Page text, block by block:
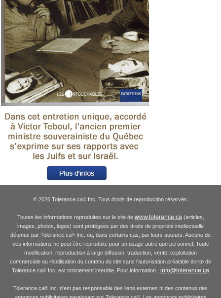
© 2026 Tolerance.ca®Inc. Tous droits de reproduction réservés.
Toutes les informations reproduites sur le site de www.tolerance.ca(articles,
images, photos, logos) sont protégées par des droits de propriété intellectuelle
détenus par Tolerance.ca® Inc. ou, dans certains cas, par leurs auteurs. Aucune de
ces informations ne peut être reproduite pour un usage autre que personnel. Toute
modification, reproduction à large diffusion, traduction, vente, exploitation
commerciale ou réutilisation du contenu du site sans l'autorisation préalable écrite de
Tolerance.ca® Inc. est strictement interdite. Pour information : info@tolerance.ca
Tolerance.ca® Inc. n'est pas responsable des liens externes ni des contenus des